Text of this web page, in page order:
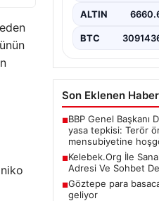
etmektedir.
ALTIN
BTC
Son Eklenen
■BBP Genel Başkanı
yasa tepkisi: Terör
mensubiyetine
■Kelebek.Org İle
Adresi Ve Sohbet
■Göztepe para
geliyor